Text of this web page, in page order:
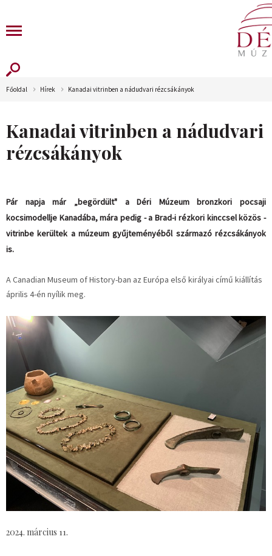
Főoldal Hírek Kanadai vitrinben a nádudvari rézcsákányok
Kanadai vitrinben a nádudvari
rézcsákányok
Pár napja már „begördült" a Déri Múzeum bronzkori pocsaji
kocsimodellje Kanadába, mára pedig - a Brad-i rézkori kinccsel közös -
vitrinbe kerültek a múzeum gyűjteményéből származó rézcsákányok
is.
A Canadian Museum of History-ban az Európa első királyai című kiállítás
április 4-én nyílik meg.
2024. március 11.